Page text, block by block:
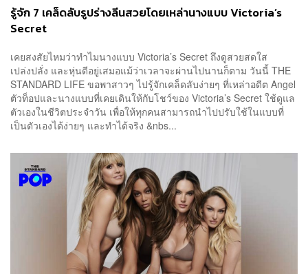
รู้จัก 7 เคล็ดลับรูปร่างลีนสวยโดยเหล่านางแบบ Victoria’s
Secret
เคยสงสัยไหมว่าทำไมนางแบบ Victoria’s Secret ถึงดูสวยสดใส
เปล่งปลั่ง และหุ่นดีอยู่เสมอแม้ว่าเวลาจะผ่านไปนานก็ตาม วันนี้ THE
STANDARD LIFE ขอพาสาวๆ ไปรู้จักเคล็ดลับง่ายๆ ที่เหล่าอดีต Angel
ตัวท็อปและนางแบบที่เคยเดินให้กับโชว์ของ Victoria’s Secret ใช้ดูแล
ตัวเองในชีวิตประจำวัน เพื่อให้ทุกคนสามารถนำไปปรับใช้ในแบบที่
เป็นตัวเองได้ง่ายๆ และทำได้จริง &nbs...